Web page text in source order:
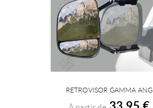
VOIR LES DÉTAILS
RETROVISOR GAMMA ANG